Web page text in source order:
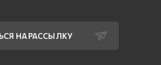
НА РАССЫЛКУ